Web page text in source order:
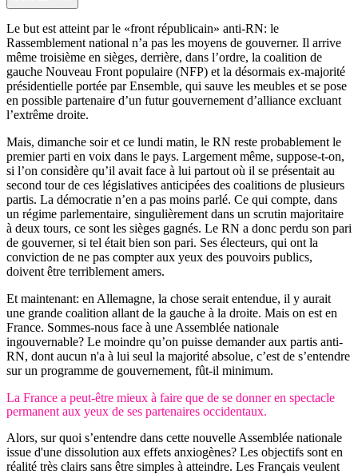
Le but est atteint par le «front républicain» anti-RN: le
Rassemblement national n’a pas les moyens de gouverner. Il arrive
même troisième en sièges, derrière, dans l’ordre, la coalition de
gauche Nouveau Front populaire (NFP) et la désormais ex-majorité
présidentielle portée par Ensemble, qui sauve les meubles et se pose
en possible partenaire d’un futur gouvernement d’alliance excluant
l’extrême droite.
Mais, dimanche soir et ce lundi matin, le RN reste probablement le
premier parti en voix dans le pays. Largement même, suppose-t-on,
si l’on considère qu’il avait face à lui partout où il se présentait au
second tour de ces législatives anticipées des coalitions de plusieurs
partis. La démocratie n’en a pas moins parlé. Ce qui compte, dans
un régime parlementaire, singulièrement dans un scrutin majoritaire
à deux tours, ce sont les sièges gagnés. Le RN a donc perdu son pari
de gouverner, si tel était bien son pari. Ses électeurs, qui ont la
conviction de ne pas compter aux yeux des pouvoirs publics,
doivent être terriblement amers.
Et maintenant: en Allemagne, la chose serait entendue, il y aurait
une grande coalition allant de la gauche à la droite. Mais on est en
France. Sommes-nous face à une Assemblée nationale
ingouvernable? Le moindre qu’on puisse demander aux partis anti-
RN, dont aucun n'a à lui seul la majorité absolue, c’est de s’entendre
sur un programme de gouvernement, fût-il minimum.
La France a peut-être mieux à faire que de se donner en spectacle
permanent aux yeux de ses partenaires occidentaux.
Alors, sur quoi s’entendre dans cette nouvelle Assemblée nationale
issue d'une dissolution aux effets anxiogènes? Les objectifs sont en
réalité très clairs sans être simples à atteindre. Les Français veulent